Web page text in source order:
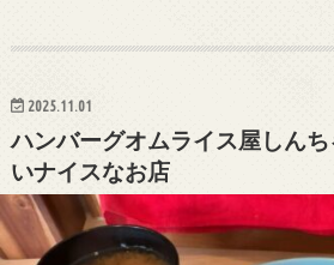
2025.11.01
ハンバーグオムライス屋しん
いナイスなお店